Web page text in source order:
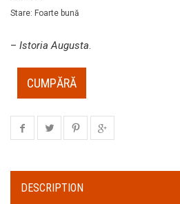
Stare: Foarte bună
– Istoria Augusta.
CUMPĂRĂ
DESCRIPTION